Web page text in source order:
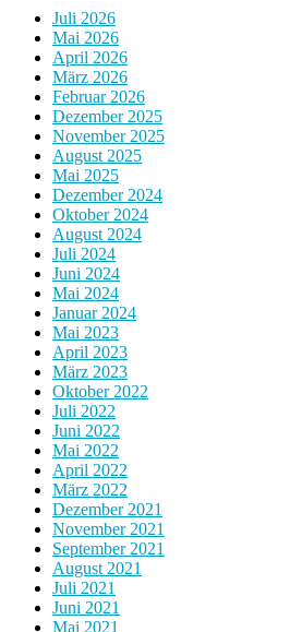
Juli 2026
Mai 2026
April 2026
März 2026
Februar 2026
Dezember 2025
November 2025
August 2025
Mai 2025
Dezember 2024
Oktober 2024
August 2024
Juli 2024
Juni 2024
Mai 2024
Januar 2024
Mai 2023
April 2023
März 2023
Oktober 2022
Juli 2022
Juni 2022
Mai 2022
April 2022
März 2022
Dezember 2021
November 2021
September 2021
August 2021
Juli 2021
Juni 2021
Mai 2021